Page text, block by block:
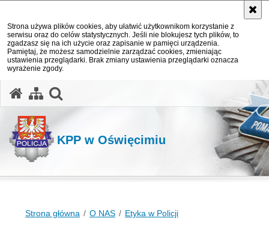
Strona używa plików cookies, aby ułatwić użytkownikom korzystanie z
serwisu oraz do celów statystycznych. Jeśli nie blokujesz tych plików, to
zgadzasz się na ich użycie oraz zapisanie w pamięci urządzenia.
Pamiętaj, że możesz samodzielnie zarządzać cookies, zmieniając
ustawienia przeglądarki. Brak zmiany ustawienia przeglądarki oznacza
wyrażenie zgody.
KPP w Oświęcimiu
Strona główna O NAS Etyka w Policji